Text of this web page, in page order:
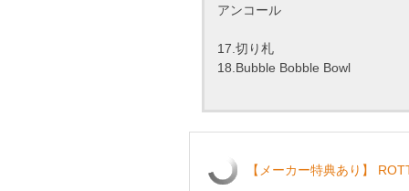
アンコール
17.切り札
18.Bubble Bobble Bowl
【メーカー特典あり】